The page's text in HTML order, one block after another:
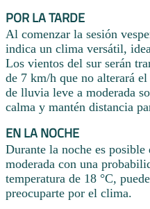
POR LA TARDE
Al comenzar la sesión
indica un clima versátil,
Los vientos del sur serán
de 7 km/h que no alterará
de lluvia leve a moderada
calma y mantén distancia
EN LA NOCHE
Durante la noche es
moderada con una
temperatura de 18 °C,
preocuparte por el clima.